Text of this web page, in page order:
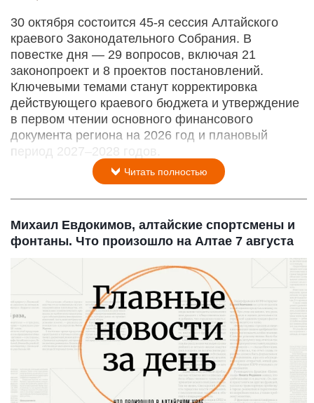
30 октября состоится 45-я сессия Алтайского
краевого Законодательного Собрания. В
повестке дня — 29 вопросов, включая 21
законопроект и 8 проектов постановлений.
Ключевыми темами станут корректировка
действующего краевого бюджета и утверждение
в первом чтении основного финансового
документа региона на 2026 год и плановый
период 2027–2028 годов.
Читать полностью
Михаил Евдокимов, алтайские спортсмены и
фонтаны. Что произошло на Алтае 7 августа